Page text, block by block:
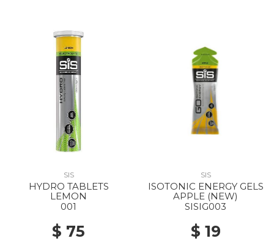
SIS
HYDRO TABLETS
LEMON
001
$ 75
SIS
ISOTONIC ENERGY GELS
APPLE (NEW)
SISIG003
$ 19